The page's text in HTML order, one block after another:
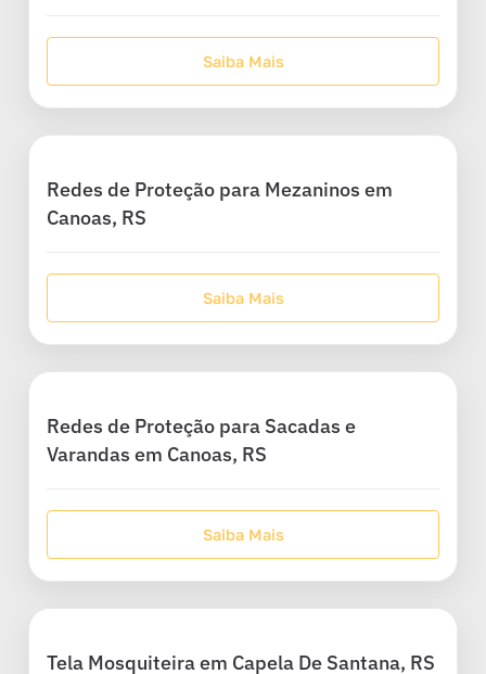
Saiba Mais
Redes de Proteção para Mezaninos em
Canoas, RS
Saiba Mais
Redes de Proteção para Sacadas e
Varandas em Canoas, RS
Saiba Mais
Tela Mosquiteira em Capela De Santana, RS